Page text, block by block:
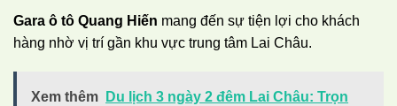
Gara ô tô Quang Hiến mang đến sự tiện lợi cho khách
hàng nhờ vị trí gần khu vực trung tâm Lai Châu.
Xem thêm
Du lịch 3 ngày 2 đêm Lai Châu: Trọn